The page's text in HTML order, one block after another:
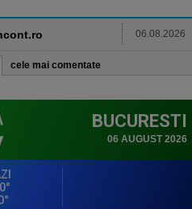
06.08.2026
cele mai comentate